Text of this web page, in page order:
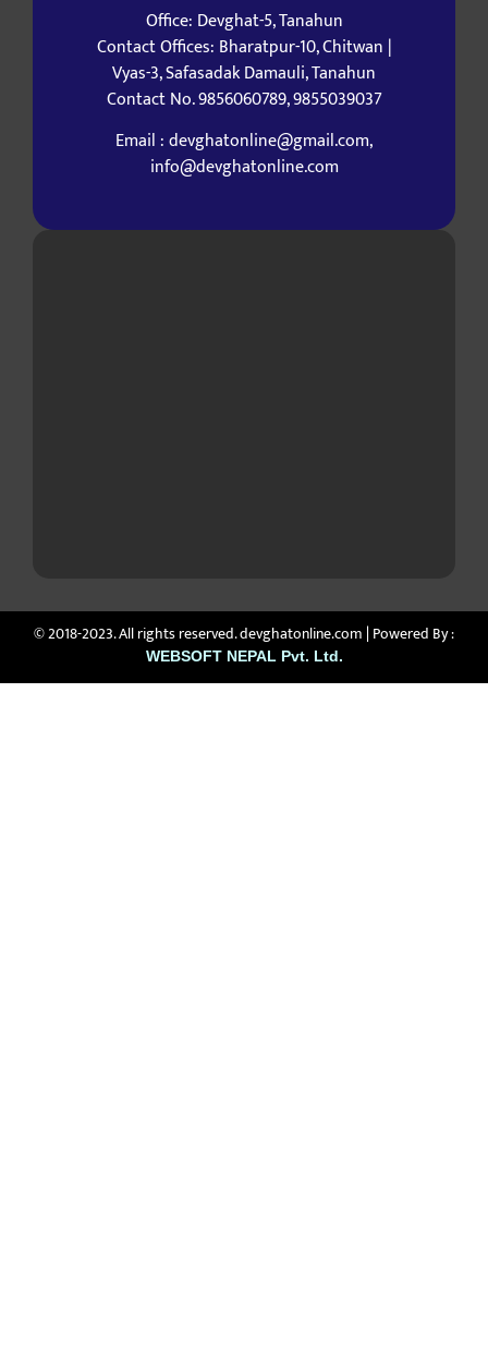
Office: Devghat-5, Tanahun
Contact Offices: Bharatpur-10, Chitwan |
Vyas-3, Safasadak Damauli, Tanahun
Contact No. 9856060789, 9855039037
Email : devghatonline@gmail.com,
info@devghatonline.com
© 2018-2023. All rights reserved. devghatonline.com | Powered By :
WEBSOFT NEPAL Pvt. Ltd.